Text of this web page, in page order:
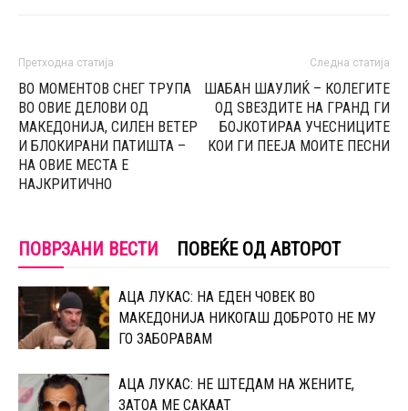
Претходна статија
ВО МОМЕНТОВ СНЕГ ТРУПА
ВО ОВИЕ ДЕЛОВИ ОД
МАКЕДОНИЈА, СИЛЕН ВЕТЕР
И БЛОКИРАНИ ПАТИШТА –
НА ОВИЕ МЕСТА Е
НАЈКРИТИЧНО
Следна статија
ШАБАН ШАУЛИЌ – КОЛЕГИТЕ
ОД ЅВЕЗДИТЕ НА ГРАНД ГИ
БОЈКОТИРАА УЧЕСНИЦИТЕ
КОИ ГИ ПЕЕЈА МОИТЕ ПЕСНИ
ПОВРЗАНИ ВЕСТИ ПОВЕЌЕ ОД АВТОРОТ
АЦА ЛУКАС: НА ЕДЕН ЧОВЕК ВО
МАКЕДОНИЈА НИКОГАШ ДОБРОТО НЕ МУ
ГО ЗАБОРАВАМ
АЦА ЛУКАС: НЕ ШТЕДАМ НА ЖЕНИТЕ,
ЗАТОА МЕ САКААТ